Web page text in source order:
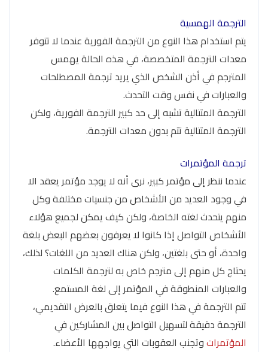
الترجمة الهمسية
يتم استخدام هذا النوع من الترجمة الفورية عندما لا تتوفر
معدات الترجمة المتخصصة، في هذه الحالة يهمس
المترجم في أذن الشخص الذي يريد ترجمة المصطلحات
والعبارات في نفس وقت التحدث.
الترجمة المتتالية تشبه إلى حد كبير الترجمة الفورية، ولكن
الترجمة المتتالية تتم بدون معدات الترجمة.
ترجمة المؤتمرات
عندما ننظر إلى مؤتمر كبير، نرى أنه لا يوجد مؤتمر يعقد الا
في وجود العديد من الأشخاص من جنسيات مختلفة وكل
منهم يتحدث لغته الخاصة، ولكن كيف يمكن لجميع هؤلاء
الأشخاص التواصل إذا كانوا لا يعرفون بعضهم البعض بلغة
واحدة، أو حتى بلغتين، ولكن هناك العديد من اللغات؟ لذلك،
يحتاج كل منهم إلى مترجم خاص به لترجمة الكلمات
والعبارات المنطوقة في المؤتمر إلى لغة المستمع.
تتم الترجمة في هذا النوع فيما يتعلق بالعرض التقديمي،
الترجمة دقيقة لتسهيل التواصل بين المشاركين في
المؤتمراتوتجنب العقوبات التي يواجهها الأعضاء.